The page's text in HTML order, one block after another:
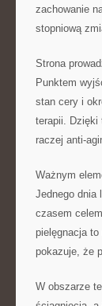
zachowanie
stopniową
Strona
Punktem
stan cery i
terapii. Dzięki
raczej anti-
Ważnym
Jednego dnia
czasem
pielęgnacja to
pokazuje, że
W obszarze